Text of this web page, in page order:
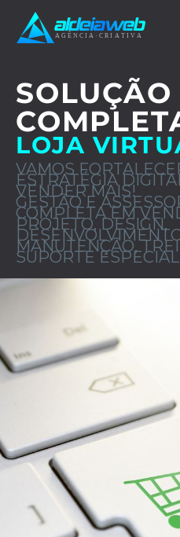
SOLUÇÃO
LOJA
VAMOS
ESTRATÉGIA
VENDER MAIS!
GESTÃO E
COMPLETA EM
PROJETO, DESIGN,
MANUTENÇÃO,
SUPORTE